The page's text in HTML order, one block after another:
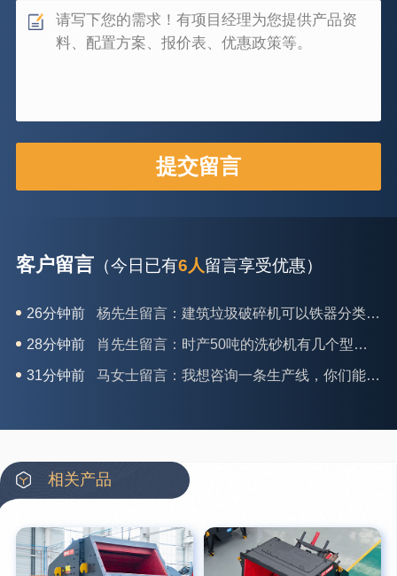
客户留言（今日已有6人留言享受优惠）
28分钟前 肖先生留言：时产50吨的洗砂机有几个型号？
31分钟前 马女士留言：我想咨询一条生产线，你们能做吗？
35分钟前 龚先生留言：处理河石、花岗岩的500*750颚破机什么价位？
3分钟前 王先生留言：水泥厂熟料能破碎吗？推荐用什么机器？
6分钟前 姚女士留言：这款破碎机一小时产能多大？是用电的还是燃油的？
12分钟前 宋先生留言：50吨左右的制砂机大概什么价位？
16分钟前 柳先生留言：洗石英砂全套设备有哪些？
相关产品